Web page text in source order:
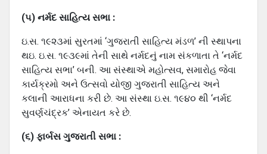
(૫) નર્મદ સાહિત્‍ય સભા :
ઇ.સ. ૧૯૨૩માં સુરતમાં ‘ગુજરાતી સાહિત્‍ય મંડળ’ ની સ્‍થાપના
થઇ. ઇ.સ. ૧૯૩૯માં તેની સાથે નર્મદનું નામ સંકળાતા તે ‘નર્મદ
સાહિત્‍ય સભા’ બની. આ સંસ્‍થાએ મહોત્‍સવ, સમારોહ જેવા
કાર્યક્રમો અને ઉત્‍સવો યોજી ગુજરાતી સાહિત્‍ય અને
કલાની આરાધના કરી છે. આ સંસ્‍થા ઇ.સ. ૧૯૪૦ થી ‘નર્મદ
સુવર્ણચંદ્રક’ એનાયત કરે છે.
(૬) ફાર્બસ ગુજરાતી સભા :